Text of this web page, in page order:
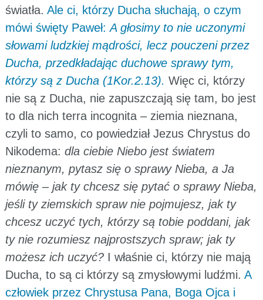
światła. Ale ci, którzy Ducha słuchają, o czym
mówi święty Paweł:A głosimy to nie uczonymi
słowami ludzkiej mądrości, lecz pouczeni przez
Ducha, przedkładając duchowe sprawy tym,
którzy są z Ducha (1Kor.2.13). Więc ci, którzy
nie są z Ducha, nie zapuszczają się tam, bo jest
to dla nich terra incognita – ziemia nieznana,
czyli to samo, co powiedział Jezus Chrystus do
Nikodema: dla ciebie Niebo jest światem
nieznanym, pytasz się o sprawy Nieba, a Ja
mówię – jak ty chcesz się pytać o sprawy Nieba,
jeśli ty ziemskich spraw nie pojmujesz, jak ty
chcesz uczyć tych, którzy są tobie poddani, jak
ty nie rozumiesz najprostszych spraw; jak ty
możesz ich uczyć?I właśnie ci, którzy nie mają
Ducha, to są ci którzy są zmysłowymi ludźmi. A
człowiek przez Chrystusa Pana, Boga Ojca i